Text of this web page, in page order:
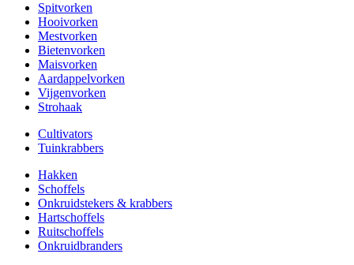
Spitvorken
Hooivorken
Mestvorken
Bietenvorken
Maisvorken
Aardappelvorken
Vijgenvorken
Strohaak
Cultivators
Tuinkrabbers
Hakken
Schoffels
Onkruidstekers & krabbers
Hartschoffels
Ruitschoffels
Onkruidbranders